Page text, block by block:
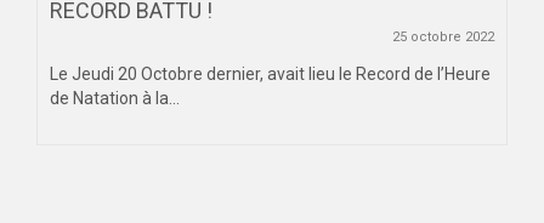
RECORD BATTU !
25 octobre 2022
Le Jeudi 20 Octobre dernier, avait lieu le Record de l’Heure
de Natation à la...